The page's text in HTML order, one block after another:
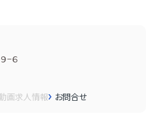
−６
画求人情報 お問合せ